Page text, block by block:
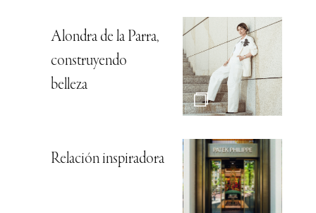
Alondra de la Parra,
construyendo
belleza
Relación inspiradora